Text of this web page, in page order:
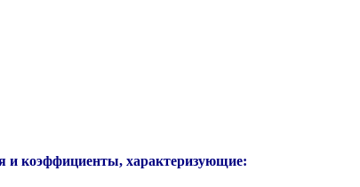
и коэффициенты, характеризующие: